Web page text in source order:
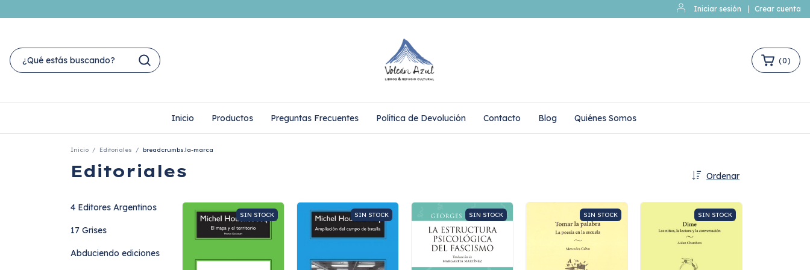
Iniciar sesión Crear cuenta
(0)
Inicio Productos Preguntas Frecuentes Política de Devolución Contacto Blog Quiénes Somos
Inicio / Editoriales / breadcrumbs.la-marca
Editoriales Ordenar
4 Editores Argentinos
17 Grises
Abduciendo ediciones
SIN STOCK SIN STOCK SIN STOCK SIN STOCK SIN STOCK